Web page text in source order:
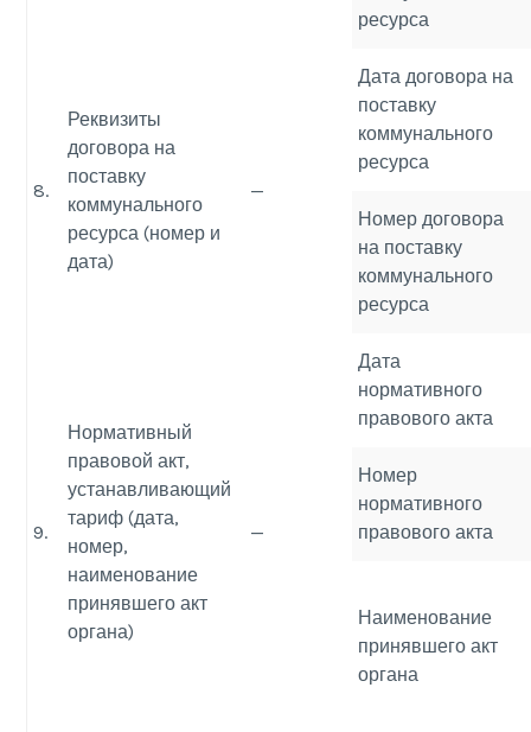
ресурса
8.
Реквизиты
договора на
поставку
коммунального
ресурса (номер и
дата)
—
Дата договора на
поставку
коммунального
ресурса
Номер договора
на поставку
коммунального
ресурса
9.
Нормативный
правовой акт,
устанавливающий
тариф (дата,
номер,
наименование
принявшего акт
органа)
—
Дата
нормативного
правового акта
Номер
нормативного
правового акта
Наименование
принявшего акт
органа